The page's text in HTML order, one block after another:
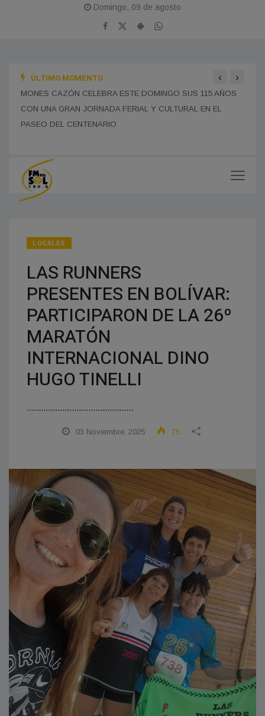
Domingo, 09 de agosto
ÚLTIMO MOMENTO :
MONES CAZÓN CELEBRA ESTE DOMINGO SUS 115 AÑOS
CON UNA GRAN JORNADA FERIAL Y CULTURAL EN EL
PASEO DEL CENTENARIO
‹ ›
LOCALES
LAS RUNNERS
PRESENTES EN BOLÍVAR:
PARTICIPARON DE LA 26º
MARATÓN
INTERNACIONAL DINO
HUGO TINELLI
.............................................
03 Noviembre, 2025 75